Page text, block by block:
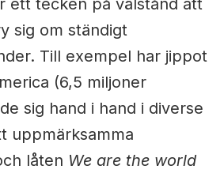
ett tecken på välstånd att
sig om ständigt
Till exempel har jippot
(6,5 miljoner
sig hand i hand i diverse
uppmärksamma
låten We are the world